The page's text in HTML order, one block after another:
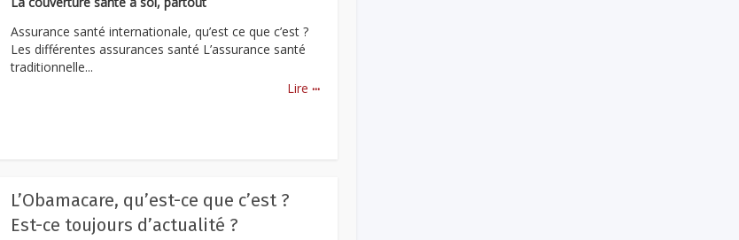
Assurance santé internationale, qu’est ce que c’est ?
Les différentes assurances santé L’assurance santé
traditionnelle...
Lire ...
L’Obamacare, qu’est-ce que c’est ?
Est-ce toujours d’actualité ?